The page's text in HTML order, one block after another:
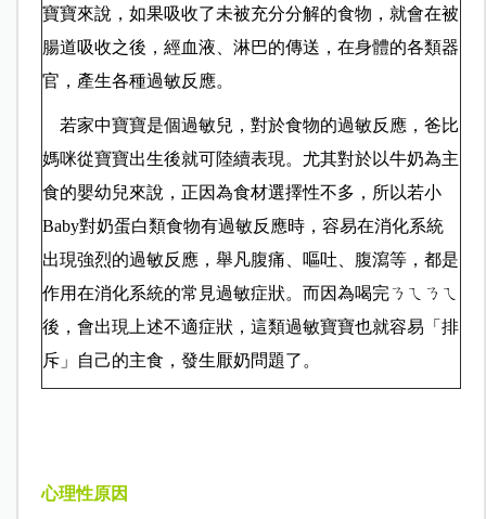
寶寶來說，如果吸收了未被充分分解的食物，就會在被
腸道吸收之後，經血液、淋巴的傳送，在身體的各類器
官，產生各種過敏反應。
若家中寶寶是個過敏兒，對於食物的過敏反應，爸比
媽咪從寶寶出生後就可陸續表現。尤其對於以牛奶為主
食的嬰幼兒來說，正因為食材選擇性不多，所以若小
Baby對奶蛋白類食物有過敏反應時，容易在消化系統
出現強烈的過敏反應，舉凡腹痛、嘔吐、腹瀉等，都是
作用在消化系統的常見過敏症狀。而因為喝完ㄋㄟㄋㄟ
後，會出現上述不適症狀，這類過敏寶寶也就容易「排
斥」自己的主食，發生厭奶問題了。
心理性原因